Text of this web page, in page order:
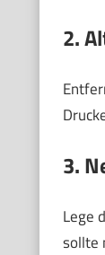
2.
3.
Lege
sollte